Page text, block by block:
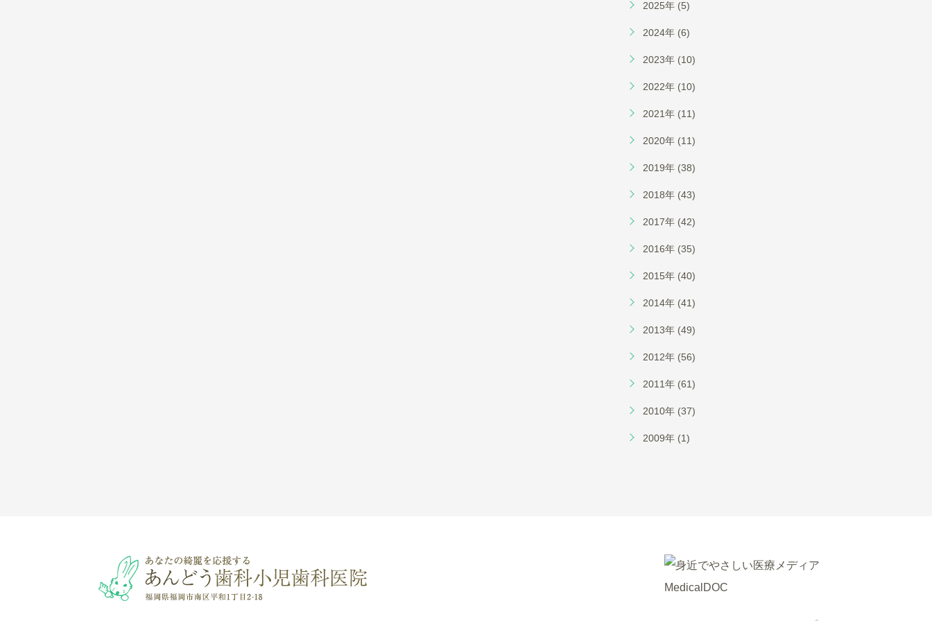
2025年 (5)
2024年 (6)
2023年 (10)
2022年 (10)
2021年 (11)
2020年 (11)
2019年 (38)
2018年 (43)
2017年 (42)
2016年 (35)
2015年 (40)
2014年 (41)
2013年 (49)
2012年 (56)
2011年 (61)
2010年 (37)
2009年 (1)